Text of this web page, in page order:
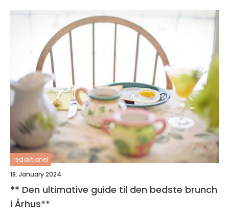
redaktionel
18. January 2024
** Den ultimative guide til den bedste brunch
i Århus**